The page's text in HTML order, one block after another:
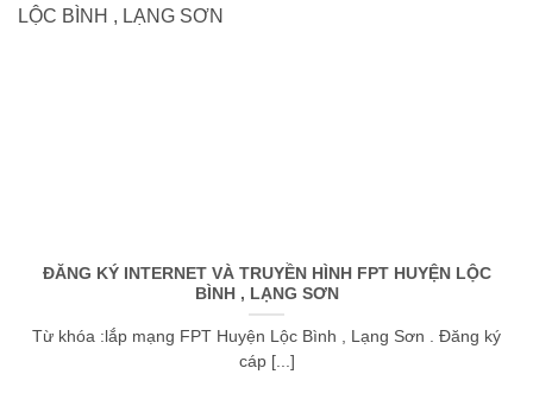
ĐĂNG KÝ INTERNET VÀ TRUYỀN HÌNH FPT HUYỆN LỘC
BÌNH , LẠNG SƠN
Từ khóa :lắp mạng FPT Huyện Lộc Bình , Lạng Sơn . Đăng ký
cáp [...]